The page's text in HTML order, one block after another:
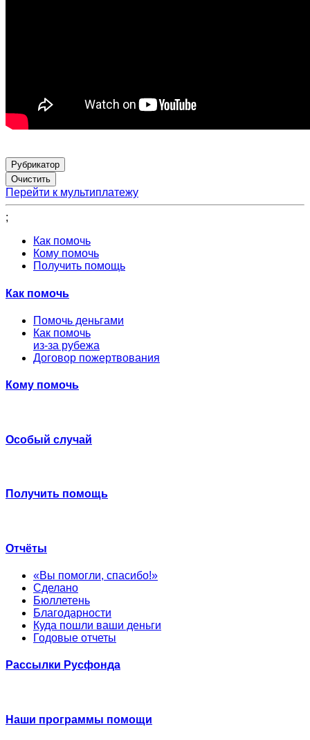
Рубрикатор
Перейти к мультиплатежу
;
Как помочь
Кому помочь
Получить помощь
Как помочь
Помочь деньгами
Как помочь
из-за рубежа
Договор пожертвования
Кому помочь
Особый случай
Получить помощь
Отчёты
«Вы помогли, спасибо!»
Сделано
Бюллетень
Благодарности
Куда пошли ваши деньги
Годовые отчеты
Рассылки Русфонда
Наши программы помощи